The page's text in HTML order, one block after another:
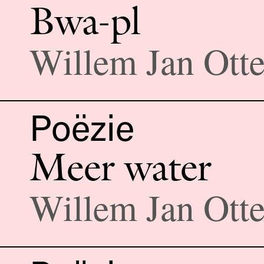
Bwa-pl
Willem Jan
Poëzie
Meer water
Willem Jan